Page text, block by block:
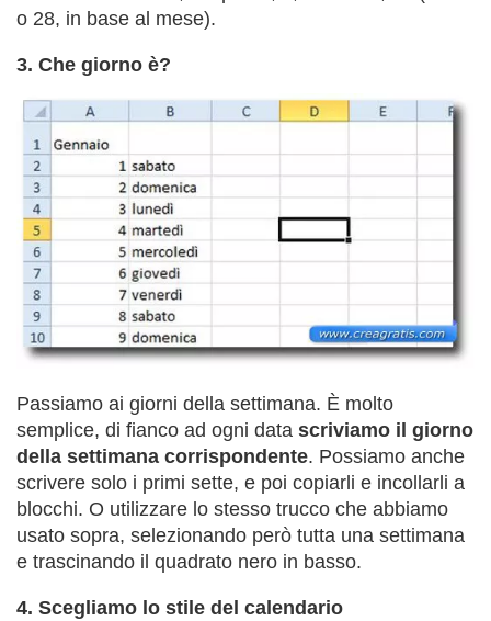
o 28, in base al mese).
3. Che giorno è?
Passiamo ai giorni della settimana. È molto
semplice, di fianco ad ogni data scriviamo il giorno
della settimana corrispondente. Possiamo anche
scrivere solo i primi sette, e poi copiarli e incollarli a
blocchi. O utilizzare lo stesso trucco che abbiamo
usato sopra, selezionando però tutta una settimana
e trascinando il quadrato nero in basso.
4. Scegliamo lo stile del calendario